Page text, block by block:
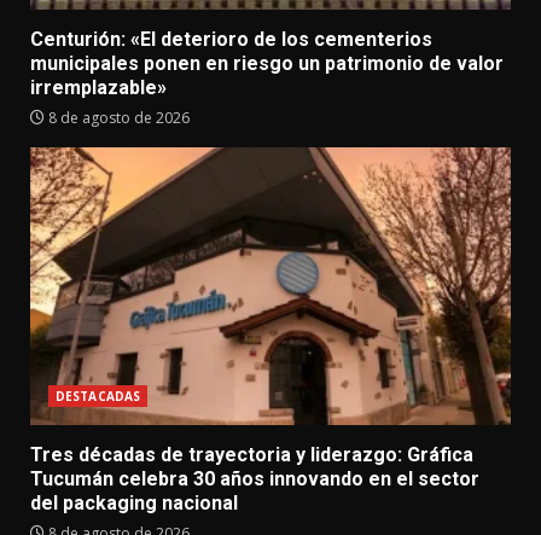
Centurión: «El deterioro de los cementerios
municipales ponen en riesgo un patrimonio de valor
irremplazable»
8 de agosto de 2026
DESTACADAS
Tres décadas de trayectoria y liderazgo: Gráfica
Tucumán celebra 30 años innovando en el sector
del packaging nacional